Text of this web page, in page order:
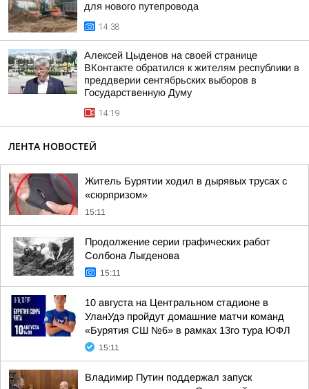
для нового путепровода
14:38
Алексей Цыденов на своей странице
ВКонтакте обратился к жителям республики в
преддверии сентябрьских выборов в
Государственную Думу
14:19
ЛЕНТА НОВОСТЕЙ
Житель Бурятии ходил в дырявых трусах с
«сюрпризом»
15:11
Продолжение серии графических работ
Солбона Лыгденова
15:11
10 августа на Центральном стадионе в
УланУдэ пройдут домашние матчи команд
«Бурятия СШ №6» в рамках 13го тура ЮФЛ
15:11
Владимир Путин поддержал запуск